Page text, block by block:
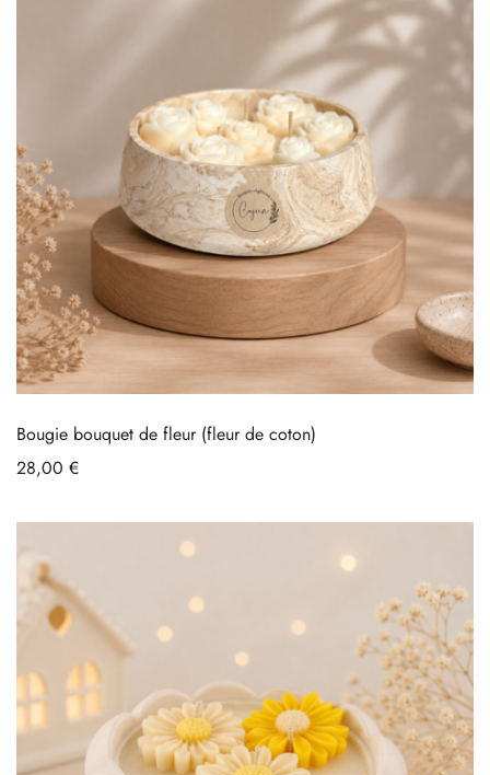
Bougie bouquet de fleur (fleur de coton)
28,00 €